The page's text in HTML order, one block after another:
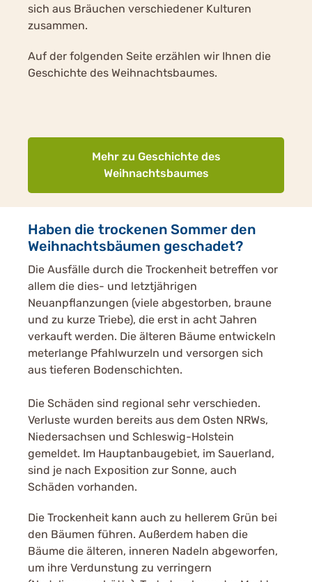
sich aus Bräuchen verschiedener Kulturen
zusammen.
Auf der folgenden Seite erzählen wir Ihnen die
Geschichte des Weihnachtsbaumes.
Mehr zu Geschichte des
Weihnachtsbaumes
Haben die trockenen Sommer den
Weihnachtsbäumen geschadet?
Die Ausfälle durch die Trockenheit betreffen vor
allem die dies- und letztjährigen
Neuanpflanzungen (viele abgestorben, braune
und zu kurze Triebe), die erst in acht Jahren
verkauft werden. Die älteren Bäume entwickeln
meterlange Pfahlwurzeln und versorgen sich
aus tieferen Bodenschichten.
Die Schäden sind regional sehr verschieden.
Verluste wurden bereits aus dem Osten NRWs,
Niedersachsen und Schleswig-Holstein
gemeldet. Im Hauptanbaugebiet, im Sauerland,
sind je nach Exposition zur Sonne, auch
Schäden vorhanden.
Die Trockenheit kann auch zu hellerem Grün bei
den Bäumen führen. Außerdem haben die
Bäume die älteren, inneren Nadeln abgeworfen,
um ihre Verdunstung zu verringern